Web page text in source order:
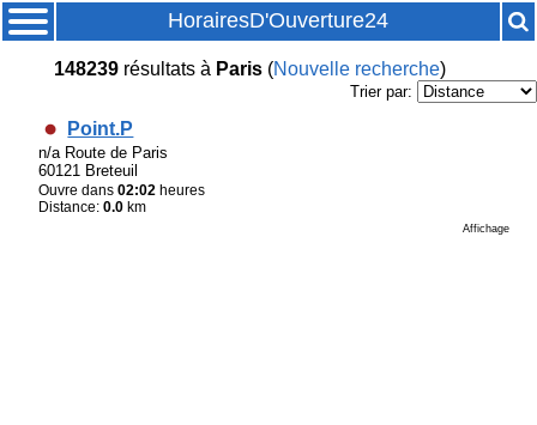
HorairesD'Ouverture24
148239résultatsà Paris(Nouvelle recherche)
Trier par:
Point.P
n/a Route de Paris
60121 Breteuil
Ouvre dans02:02 heures
Distance:0.0 km
Affichage